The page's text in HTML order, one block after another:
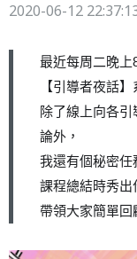
2020-06-12
最近每周二晚上
【引導者夜話
除了線上向各
論外，
我還有個秘密任
課程總結時秀出
帶領大家簡單回